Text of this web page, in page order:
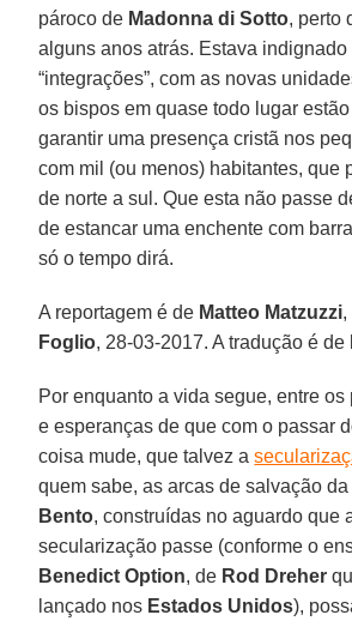
pároco de Madonna di Sotto, perto
alguns anos atrás. Estava indignado
“integrações”, com as novas
os bispos em quase todo lugar
garantir uma presença cristã nos
com mil (ou menos) habitantes, que
de norte a sul. Que esta não passe
de estancar uma enchente com
só o tempo dirá.
A reportagem é de Matteo Matzuzzi,
Foglio, 28-03-2017. A tradução é de
Por enquanto a vida segue, entre os
e esperanças de que com o passar
coisa mude, que talvez a
quem sabe, as arcas de salvação
Bento, construídas no aguardo que
secularização passe (conforme o
Benedict Option, de Rod Dreher
lançado nos Estados Unidos),